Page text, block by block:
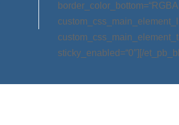
sticky_enabled=“0″][/